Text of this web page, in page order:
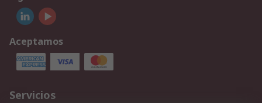
Aceptamos
Servicios